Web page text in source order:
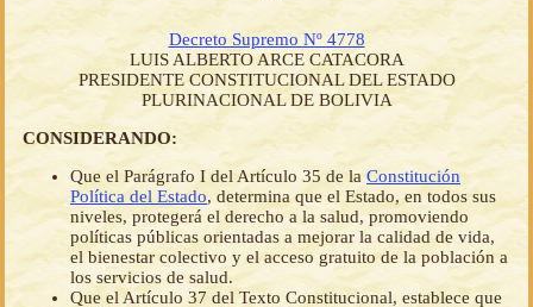
Decreto Supremo Nº 4778
LUIS ALBERTO ARCE CATACORA
PRESIDENTE CONSTITUCIONAL DEL ESTADO
PLURINACIONAL DE BOLIVIA
CONSIDERANDO:
Que el Parágrafo I del Artículo 35 de la Constitución
Política del Estado, determina que el Estado, en todos sus
niveles, protegerá el derecho a la salud, promoviendo
políticas públicas orientadas a mejorar la calidad de vida,
el bienestar colectivo y el acceso gratuito de la población a
los servicios de salud.
Que el Artículo 37 del Texto Constitucional, establece que